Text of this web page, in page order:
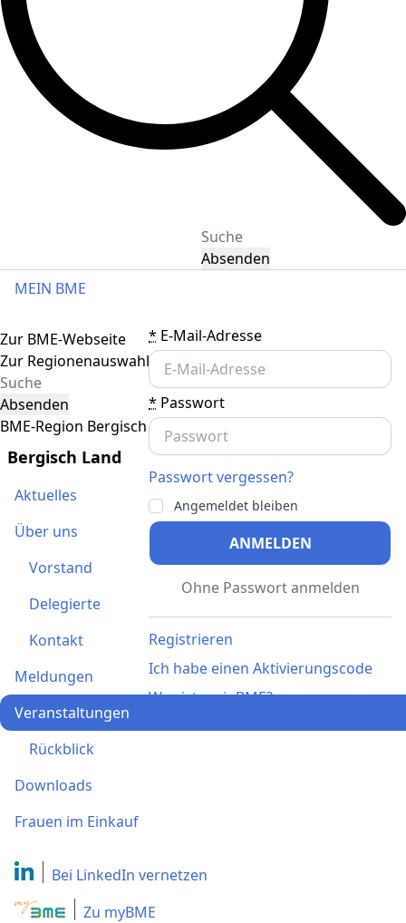
Absenden
MEIN BME
* E-Mail-Adresse
* Passwort
Passwort vergessen?
Angemeldet bleiben
ANMELDEN
Ohne Passwort anmelden
Registrieren
Ich habe einen Aktivierungscode
Was ist meinBME?
Toggle navigation
Zur BME-Webseite
Zur Regionenauswahl
Absenden
BME-Region Bergisch Land
Bergisch Land
Aktuelles
Über uns
Vorstand
Delegierte
Kontakt
Meldungen
Veranstaltungen
Rückblick
Downloads
Frauen im Einkauf
Bei LinkedIn vernetzen
Zu myBME